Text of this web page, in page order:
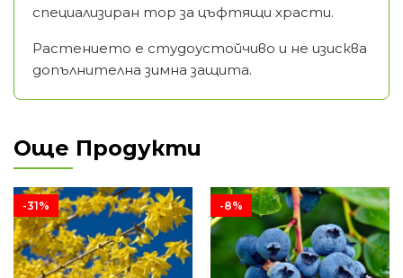
специализиран тор за цъфтящи храсти.
Растението е студоустойчиво и не изисква
допълнителна зимна защита.
Още Продукти
-31% -8%